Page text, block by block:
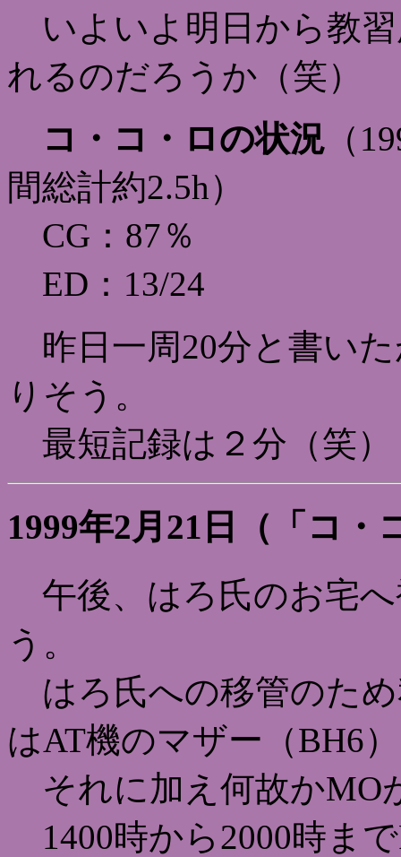
いよいよ明日から教
れるのだろうか（笑）
コ・コ・ロの状況 （
間総計約2.5h）
CG：87％
ED：13/24
昨日一周20分と書い
りそう。
最短記録は２分（笑）
1999年2月21日（「コ・
午後、はろ氏のお宅
う。
はろ氏への移管のた
はAT機のマザー（BH6
それに加え何故かMO
1400時から2000時ま